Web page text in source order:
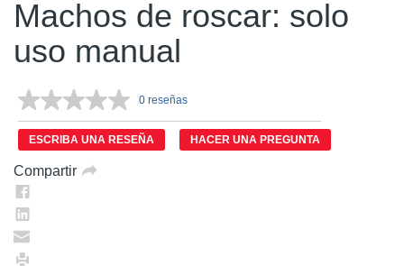
Machos de roscar: solo
uso manual
Sin
puntuación.
Enlace
en
0 reseñas
ESCRIBA UNA RESEÑA HACER UNA PREGUNTA
Compartir